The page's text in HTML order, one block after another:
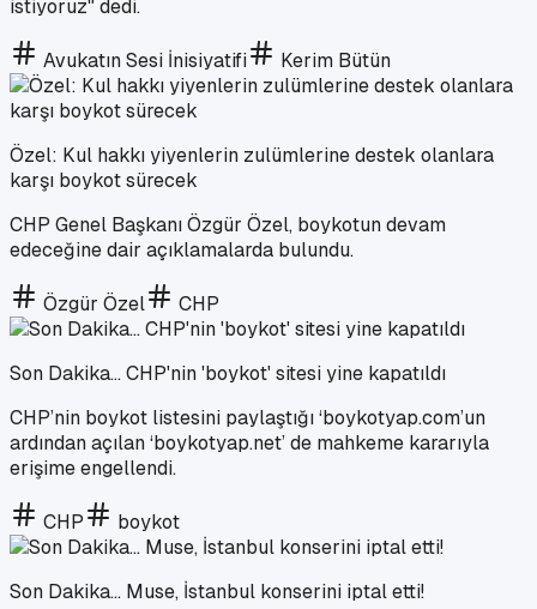
istiyoruz" dedi.
Avukatın Sesi İnisiyatifi Kerim Bütün
Özel: Kul hakkı yiyenlerin zulümlerine destek olanlara
karşı boykot sürecek
CHP Genel Başkanı Özgür Özel, boykotun devam
edeceğine dair açıklamalarda bulundu.
Özgür Özel CHP
Son Dakika... CHP'nin 'boykot' sitesi yine kapatıldı
CHP’nin boykot listesini paylaştığı ‘boykotyap.com’un
ardından açılan ‘boykotyap.net’ de mahkeme kararıyla
erişime engellendi.
CHP boykot
Son Dakika... Muse, İstanbul konserini iptal etti!